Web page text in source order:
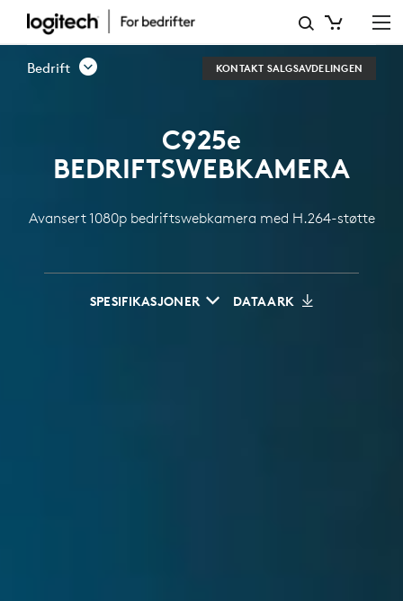
C925E
1080P
Bedrift KONTAKT SALGSAVDELINGEN
C925e
BEDRIFTSWEBKAMERA
Avansert 1080p bedriftswebkamera med H.264-støtte
SPESIFIKASJONER DATAARK